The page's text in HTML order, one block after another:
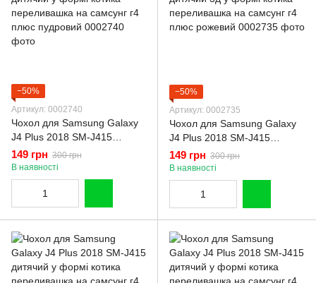
−50%
Артикул: 0002740
Чохол для Samsung Galaxy
J4 Plus 2018 SM-J415
дитячий у формі котика
переливашка на самсунг г4
плюс пудровий
149 грн 300 грн
В наявності
−50%
Артикул: 0002735
Чохол для Samsung Galaxy
J4 Plus 2018 SM-J415
дитячий 3д у формі котика
переливашка на самсунг г4
плюс рожевий
149 грн 300 грн
В наявності